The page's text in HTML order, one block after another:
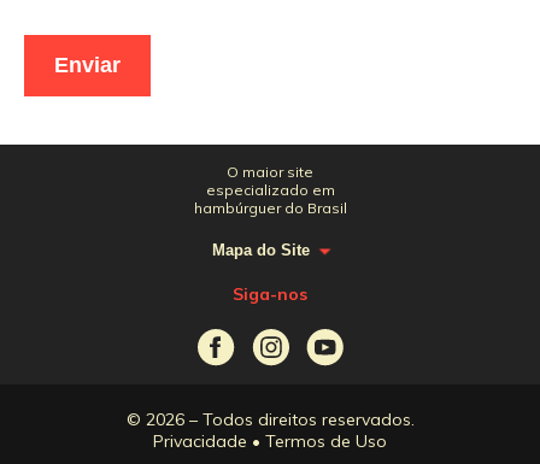
O maior site
especializado em
hambúrguer do Brasil
Mapa do Site
Siga-nos
© 2026 – Todos direitos reservados.
Privacidade • Termos de Uso